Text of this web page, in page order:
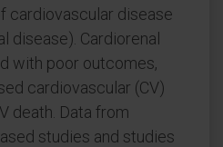
cardiovascular disease
disease). Cardiorenal
with poor outcomes,
cardiovascular (CV)
death. Data from
studies and studies